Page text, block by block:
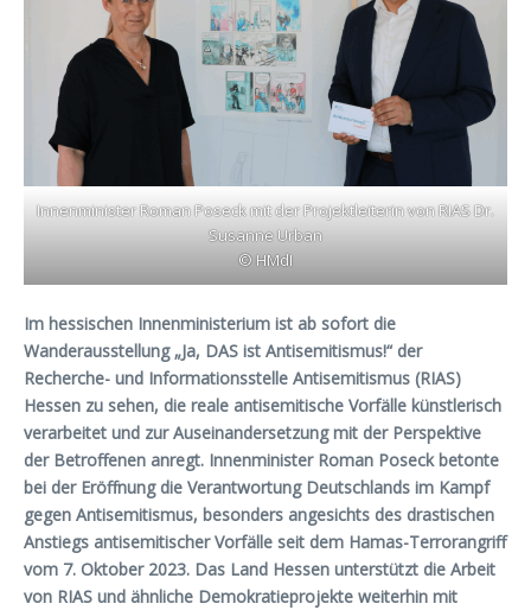
Innenminister Roman Poseck mit der Projektleiterin von RIAS Dr.
Susanne Urban
© HMdI
Im hessischen Innenministerium ist ab sofort die
Wanderausstellung „Ja, DAS ist Antisemitismus!“ der
Recherche- und Informationsstelle Antisemitismus (RIAS)
Hessen zu sehen, die reale antisemitische Vorfälle künstlerisch
verarbeitet und zur Auseinandersetzung mit der Perspektive
der Betroffenen anregt. Innenminister Roman Poseck betonte
bei der Eröffnung die Verantwortung Deutschlands im Kampf
gegen Antisemitismus, besonders angesichts des drastischen
Anstiegs antisemitischer Vorfälle seit dem Hamas-Terrorangriff
vom 7. Oktober 2023. Das Land Hessen unterstützt die Arbeit
von RIAS und ähnliche Demokratieprojekte weiterhin mit